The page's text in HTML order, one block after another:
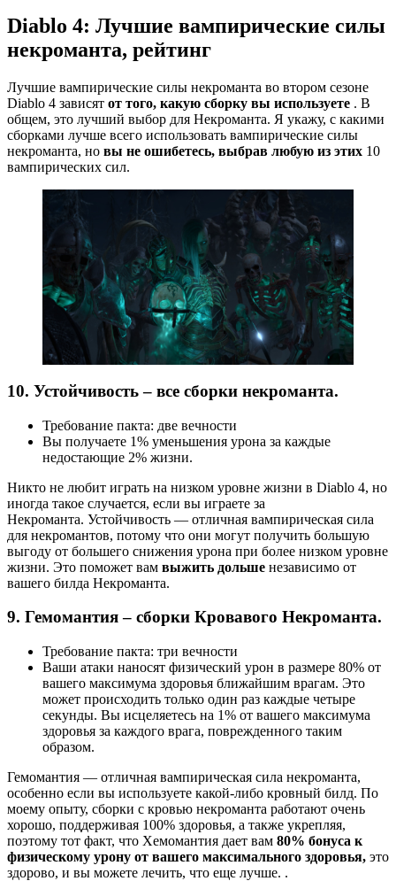
Diablo 4: Лучшие вампирические силы
некроманта, рейтинг
Лучшие вампирические силы некроманта во втором сезоне
Diablo 4 зависят от того, какую сборку вы используете . В
общем, это лучший выбор для Некроманта. Я укажу, с какими
сборками лучше всего использовать вампирические силы
некроманта, но вы не ошибетесь, выбрав любую из этих 10
вампирических сил.
10. Устойчивость – все сборки некроманта.
Требование пакта: две вечности
Вы получаете 1% уменьшения урона за каждые
недостающие 2% жизни.
Никто не любит играть на низком уровне жизни в Diablo 4, но
иногда такое случается, если вы играете за
Некроманта. Устойчивость — отличная вампирическая сила
для некромантов, потому что они могут получить большую
выгоду от большего снижения урона при более низком уровне
жизни. Это поможет вам выжить дольше независимо от
вашего билда Некроманта.
9. Гемомантия – сборки Кровавого Некроманта.
Требование пакта: три вечности
Ваши атаки наносят физический урон в размере 80% от
вашего максимума здоровья ближайшим врагам. Это
может происходить только один раз каждые четыре
секунды. Вы исцеляетесь на 1% от вашего максимума
здоровья за каждого врага, поврежденного таким
образом.
Гемомантия — отличная вампирическая сила некроманта,
особенно если вы используете какой-либо кровный билд. По
моему опыту, сборки с кровью некроманта работают очень
хорошо, поддерживая 100% здоровья, а также укрепляя,
поэтому тот факт, что Хемомантия дает вам 80% бонуса к
физическому урону от вашего максимального здоровья, это
здорово, и вы можете лечить, что еще лучше. .